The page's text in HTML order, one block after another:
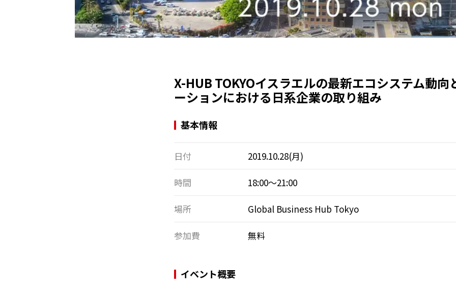
X-HUB TOKYOイスラエルの最新エコシステム動向
ーションにおける日系企業の取り組み
基本情報
日付 2019.10.28(月)
時間 18:00～21:00
場所 Global Business Hub Tokyo
参加費 無料
イベント概要